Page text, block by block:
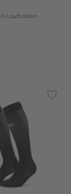
Laufsocken